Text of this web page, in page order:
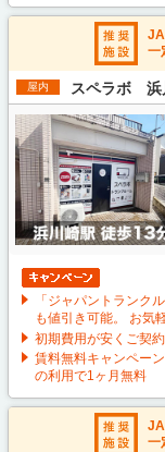
一
屋内 スペラボ 浜
「ジャパントランク
も値引き可能。 お気
初期費用が安くご契
賃料無料キャンペー
の利用で1ヶ月無料
一